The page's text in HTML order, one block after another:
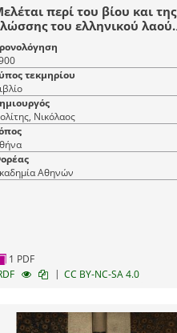
περί του βίου και της
του ελληνικού λαού.
Τόμος Β΄
τεκμηρίου
Νικόλαος
Αθηνών
1 PDF
| CC BY-NC-SA 4.0